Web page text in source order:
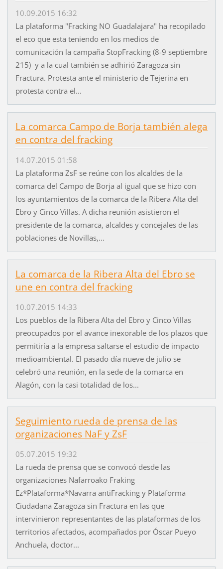
10.09.2015 16:32
La plataforma "Fracking NO Guadalajara" ha recopilado
el eco que esta teniendo en los medios de
comunicación la campaña StopFracking (8-9 septiembre
215) y a la cual también se adhirió Zaragoza sin
Fractura. Protesta ante el ministerio de Tejerina en
protesta contra el...
La comarca Campo de Borja también alega
en contra del fracking
14.07.2015 01:58
La plataforma ZsF se reúne con los alcaldes de la
comarca del Campo de Borja al igual que se hizo con
los ayuntamientos de la comarca de la Ribera Alta del
Ebro y Cinco Villas. A dicha reunión asistieron el
presidente de la comarca, alcaldes y concejales de las
poblaciones de Novillas,...
La comarca de la Ribera Alta del Ebro se
une en contra del fracking
10.07.2015 14:33
Los pueblos de la Ribera Alta del Ebro y Cinco Villas
preocupados por el avance inexorable de los plazos que
permitiría a la empresa saltarse el estudio de impacto
medioambiental. El pasado día nueve de julio se
celebró una reunión, en la sede de la comarca en
Alagón, con la casi totalidad de los...
Seguimiento rueda de prensa de las
organizaciones NaF y ZsF
05.07.2015 19:32
La rueda de prensa que se convocó desde las
organizaciones Nafarroako Fraking
Ez*Plataforma*Navarra antiFracking y Plataforma
Ciudadana Zaragoza sin Fractura en las que
intervinieron representantes de las plataformas de los
territorios afectados, acompañados por Óscar Pueyo
Anchuela, doctor...